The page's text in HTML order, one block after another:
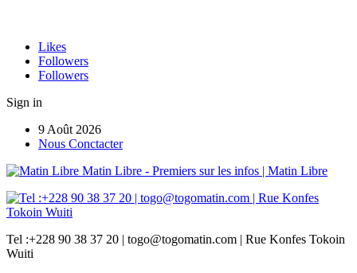
Likes
Followers
Followers
Sign in
9 Août 2026
Nous Conctacter
Matin Libre - Premiers sur les infos | Matin Libre
Tel :+228 90 38 37 20 | togo@togomatin.com | Rue Konfes Tokoin
Wuiti